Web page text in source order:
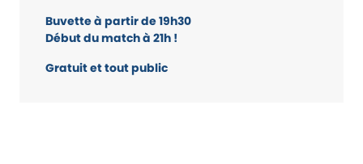
Buvette à partir de 19h30
Début du match à 21h !
Gratuit et tout public